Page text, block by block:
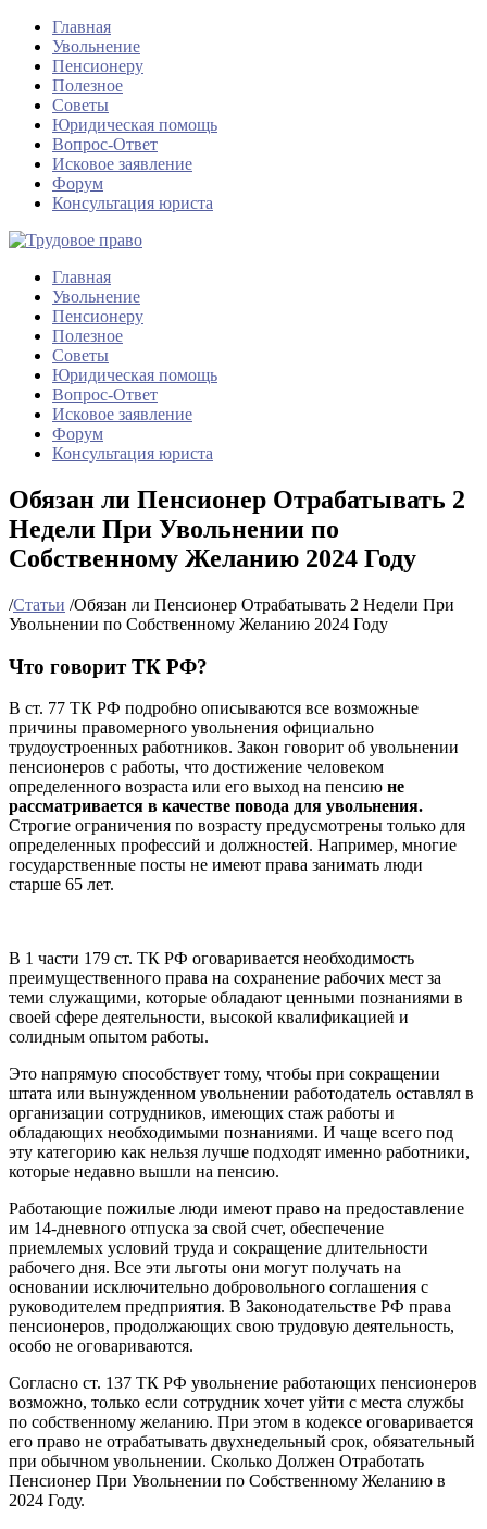
Главная
Увольнение
Пенсионеру
Полезное
Советы
Юридическая помощь
Вопрос-Ответ
Исковое заявление
Форум
Консультация юриста
Главная
Увольнение
Пенсионеру
Полезное
Советы
Юридическая помощь
Вопрос-Ответ
Исковое заявление
Форум
Консультация юриста
Обязан ли Пенсионер Отрабатывать 2
Недели При Увольнении по
Собственному Желанию 2024 Году
/Статьи /Обязан ли Пенсионер Отрабатывать 2 Недели При
Увольнении по Собственному Желанию 2024 Году
Что говорит ТК РФ?
В ст. 77 ТК РФ подробно описываются все возможные
причины правомерного увольнения официально
трудоустроенных работников. Закон говорит об увольнении
пенсионеров с работы, что достижение человеком
определенного возраста или его выход на пенсию не
рассматривается в качестве повода для увольнения.
Строгие ограничения по возрасту предусмотрены только для
определенных профессий и должностей. Например, многие
государственные посты не имеют права занимать люди
старше 65 лет.
В 1 части 179 ст. ТК РФ оговаривается необходимость
преимущественного права на сохранение рабочих мест за
теми служащими, которые обладают ценными познаниями в
своей сфере деятельности, высокой квалификацией и
солидным опытом работы.
Это напрямую способствует тому, чтобы при сокращении
штата или вынужденном увольнении работодатель оставлял в
организации сотрудников, имеющих стаж работы и
обладающих необходимыми познаниями. И чаще всего под
эту категорию как нельзя лучше подходят именно работники,
которые недавно вышли на пенсию.
Работающие пожилые люди имеют право на предоставление
им 14-дневного отпуска за свой счет, обеспечение
приемлемых условий труда и сокращение длительности
рабочего дня. Все эти льготы они могут получать на
основании исключительно добровольного соглашения с
руководителем предприятия. В Законодательстве РФ права
пенсионеров, продолжающих свою трудовую деятельность,
особо не оговариваются.
Согласно ст. 137 ТК РФ увольнение работающих пенсионеров
возможно, только если сотрудник хочет уйти с места службы
по собственному желанию. При этом в кодексе оговаривается
его право не отрабатывать двухнедельный срок, обязательный
при обычном увольнении. Сколько Должен Отработать
Пенсионер При Увольнении по Собственному Желанию в
2024 Году.